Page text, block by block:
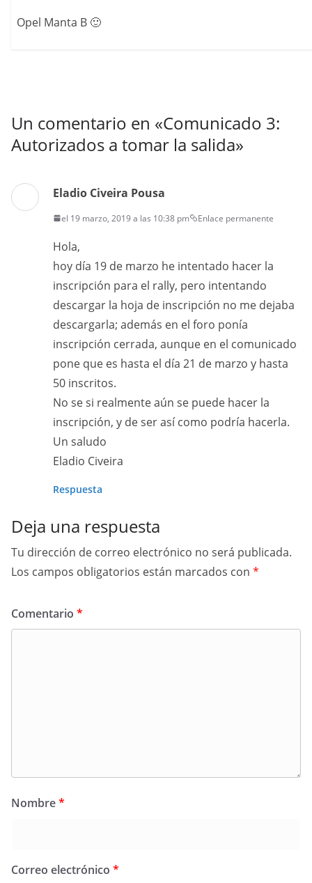
Opel Manta B 🙂
Un comentario en «Comunicado 3:
Autorizados a tomar la salida»
Eladio Civeira Pousa
el 19 marzo, 2019 a las 10:38 pm Enlace permanente
Hola,
hoy día 19 de marzo he intentado hacer la
inscripción para el rally, pero intentando
descargar la hoja de inscripción no me dejaba
descargarla; además en el foro ponía
inscripción cerrada, aunque en el comunicado
pone que es hasta el día 21 de marzo y hasta
50 inscritos.
No se si realmente aún se puede hacer la
inscripción, y de ser así como podría hacerla.
Un saludo
Eladio Civeira
Respuesta
Deja una respuesta
Tu dirección de correo electrónico no será publicada.
Los campos obligatorios están marcados con *
Comentario *
Nombre*
Correo electrónico *